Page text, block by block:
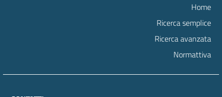
Home
Ricerca semplice
Ricerca avanzata
Normattiva